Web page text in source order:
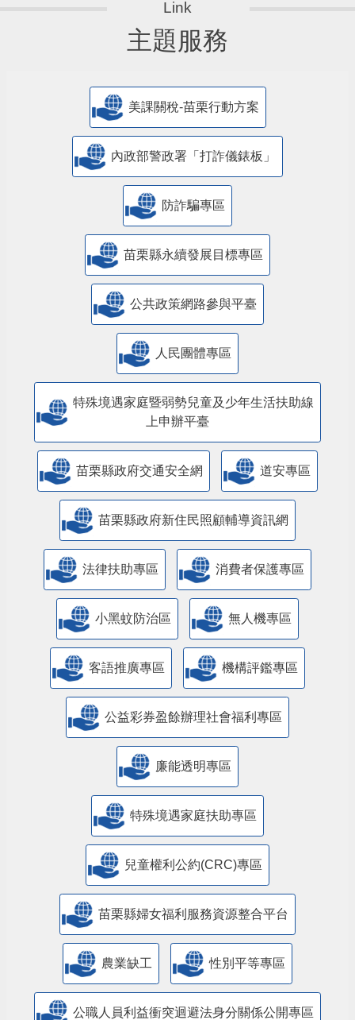
主題服務
美課關稅-苗栗行動方案
內政部警政署「打詐儀錶板」
防詐騙專區
苗栗縣永續發展目標專區
公共政策網路參與平臺
人民團體專區
特殊境遇家庭暨弱勢兒童及少年生活扶助線
上申辦平臺
苗栗縣政府交通安全網 道安專區
苗栗縣政府新住民照顧輔導資訊網
法律扶助專區 消費者保護專區
小黑蚊防治區 無人機專區
客語推廣專區 機構評鑑專區
公益彩券盈餘辦理社會福利專區
廉能透明專區
特殊境遇家庭扶助專區
兒童權利公約(CRC)專區
苗栗縣婦女福利服務資源整合平台
農業缺工 性別平等專區
公職人員利益衝突迴避法身分關係公開專區